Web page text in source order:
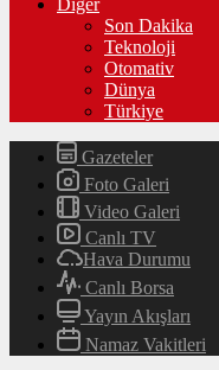
Diğer
Son Dakika
Teknoloji
Otomativ
Dünya
Türkiye
Gazeteler
Foto Galeri
Video Galeri
Canlı TV
Hava Durumu
Canlı Borsa
Yayın Akışları
Namaz Vakitleri